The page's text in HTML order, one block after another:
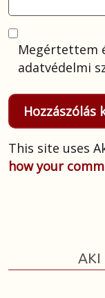
Megértettem
adatvédelmi
This site uses
how your
AKI